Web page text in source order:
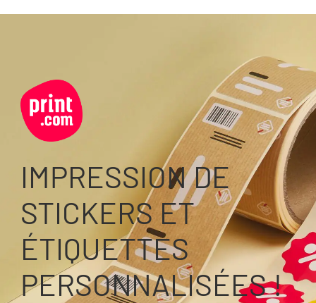
IMPRESSION DE
STICKERS ET
ÉTIQUETTES
PERSONNALISÉES !